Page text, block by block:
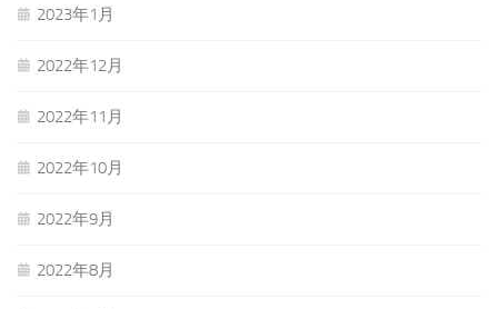
2023年1月
2022年12月
2022年11月
2022年10月
2022年9月
2022年8月